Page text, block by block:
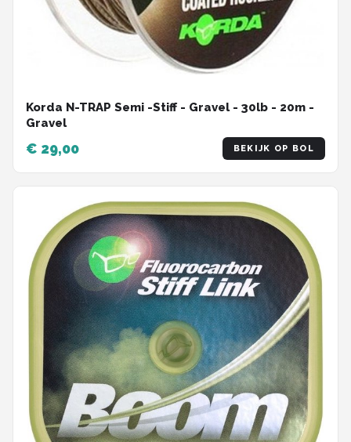
Korda N-TRAP Semi -Stiff - Gravel - 30lb - 20m -
Gravel
€ 29,00 BEKIJK OP BOL